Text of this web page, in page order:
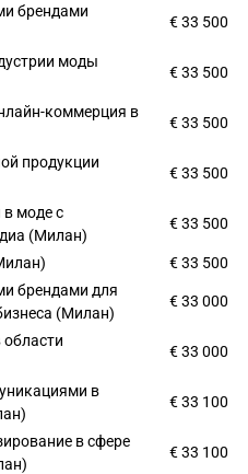
брендами
€ 33 500
моды
€ 33 500
коммерция в
€ 33 500
продукции
€ 33 500
моде с
(Милан)
€ 33 500
€ 33 500
брендами для
(Милан)
€ 33 000
€ 33 000
в
€ 33 100
в сфере
€ 33 100